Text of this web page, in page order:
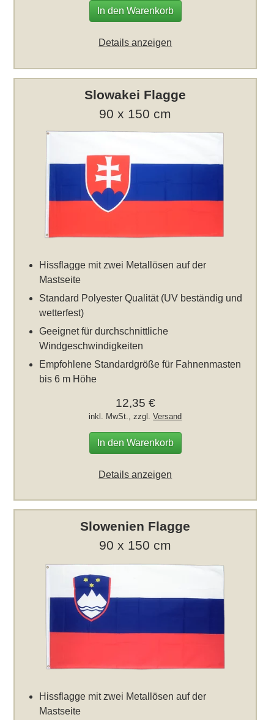
In den Warenkorb
Details anzeigen
Slowakei Flagge
90 x 150 cm
Hissflagge mit zwei Metallösen auf der
Mastseite
Standard Polyester Qualität (UV beständig und
wetterfest)
Geeignet für durchschnittliche
Windgeschwindigkeiten
Empfohlene Standardgröße für Fahnenmasten
bis 6 m Höhe
12,35 €
inkl. MwSt., zzgl.Versand
In den Warenkorb
Details anzeigen
Slowenien Flagge
90 x 150 cm
Hissflagge mit zwei Metallösen auf der
Mastseite